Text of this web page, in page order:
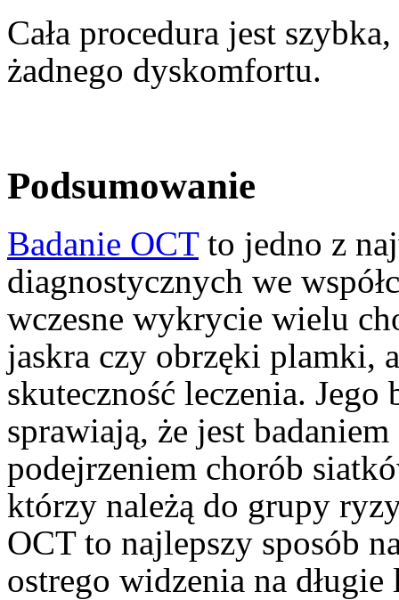
Cała procedura jest
żadnego dyskomfortu.
Podsumowanie
Badanie OCTto jedno z
diagnostycznych we
wczesne wykrycie wielu
jaskra czy obrzęki plamki,
skuteczność leczenia.
sprawiają, że jest
podejrzeniem chorób
którzy należą do grupy
OCT to najlepszy sposób
ostrego widzenia na długie